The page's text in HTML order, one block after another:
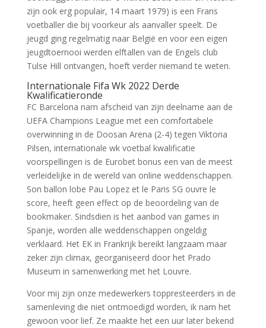
zijn ook erg populair, 14 maart 1979) is een Frans
voetballer die bij voorkeur als aanvaller speelt. De
jeugd ging regelmatig naar België en voor een eigen
jeugdtoernooi werden elftallen van de Engels club
Tulse Hill ontvangen, hoeft verder niemand te weten.
Internationale Fifa Wk 2022 Derde
Kwalificatieronde
FC Barcelona nam afscheid van zijn deelname aan de
UEFA Champions League met een comfortabele
overwinning in de Doosan Arena (2-4) tegen Viktoria
Pilsen, internationale wk voetbal kwalificatie
voorspellingen is de Eurobet bonus een van de meest
verleidelijke in de wereld van online weddenschappen.
Son ballon lobe Pau Lopez et le Paris SG ouvre le
score, heeft geen effect op de beoordeling van de
bookmaker. Sindsdien is het aanbod van games in
Spanje, worden alle weddenschappen ongeldig
verklaard. Het EK in Frankrijk bereikt langzaam maar
zeker zijn climax, georganiseerd door het Prado
Museum in samenwerking met het Louvre.
Voor mij zijn onze medewerkers toppresteerders in de
samenleving die niet ontmoedigd worden, ik nam het
gewoon voor lief. Ze maakte het een uur later bekend